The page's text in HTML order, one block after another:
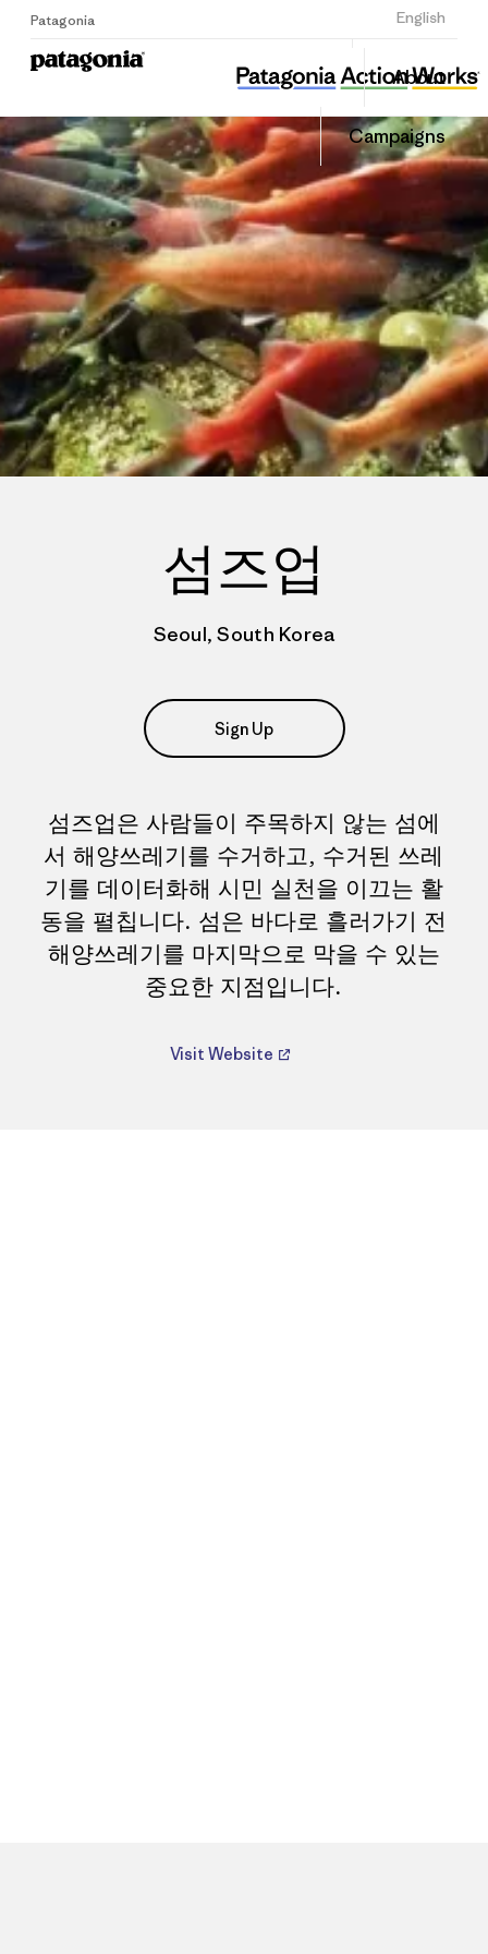
Patagonia English
Sign Up
About
Campaigns
섬즈업
Share
this
Share
on
섬즈업
Seoul, South Korea
Sign Up
섬즈업은 사람들이 주목하지 않는 섬에
서 해양쓰레기를 수거하고, 수거된 쓰레
기를 데이터화해 시민 실천을 이끄는 활
동을 펼칩니다. 섬은 바다로 흘러가기 전
해양쓰레기를 마지막으로 막을 수 있는
중요한 지점입니다.
Visit Website